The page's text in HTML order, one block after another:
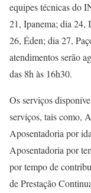
equipes técnicas do
21, Ipanema; dia 24,
26, Éden; dia 27,
atendimentos serão
das 8h às 16h30.
Os serviços
serviços, tais como,
Aposentadoria por
Aposentadoria por
por tempo de
de Prestação